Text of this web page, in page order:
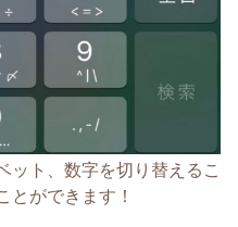
ット、数字を切り替えるこ
とができます！